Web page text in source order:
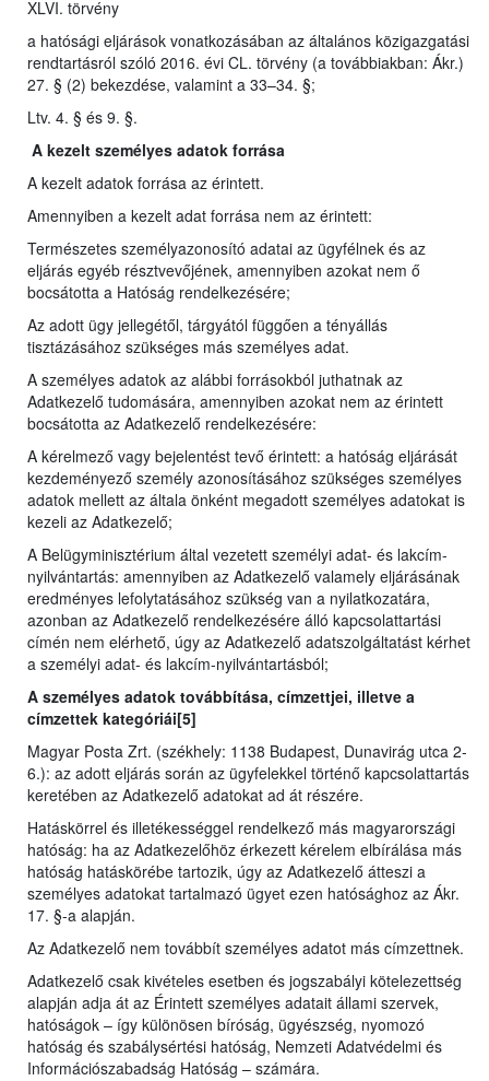
XLVI. törvény
a hatósági eljárások vonatkozásában az általános közigazgatási
rendtartásról szóló 2016. évi CL. törvény (a továbbiakban: Ákr.)
27. § (2) bekezdése, valamint a 33–34. §;
Ltv. 4. § és 9. §.
A kezelt személyes adatok forrása
A kezelt adatok forrása az érintett.
Amennyiben a kezelt adat forrása nem az érintett:
Természetes személyazonosító adatai az ügyfélnek és az
eljárás egyéb résztvevőjének, amennyiben azokat nem ő
bocsátotta a Hatóság rendelkezésére;
Az adott ügy jellegétől, tárgyától függően a tényállás
tisztázásához szükséges más személyes adat.
A személyes adatok az alábbi forrásokból juthatnak az
Adatkezelő tudomására, amennyiben azokat nem az érintett
bocsátotta az Adatkezelő rendelkezésére:
A kérelmező vagy bejelentést tevő érintett: a hatóság eljárását
kezdeményező személy azonosításához szükséges személyes
adatok mellett az általa önként megadott személyes adatokat is
kezeli az Adatkezelő;
A Belügyminisztérium által vezetett személyi adat- és lakcím-
nyilvántartás: amennyiben az Adatkezelő valamely eljárásának
eredményes lefolytatásához szükség van a nyilatkozatára,
azonban az Adatkezelő rendelkezésére álló kapcsolattartási
címén nem elérhető, úgy az Adatkezelő adatszolgáltatást kérhet
a személyi adat- és lakcím-nyilvántartásból;
A személyes adatok továbbítása, címzettjei, illetve a
címzettek kategóriái[5]
Magyar Posta Zrt. (székhely: 1138 Budapest, Dunavirág utca 2-
6.): az adott eljárás során az ügyfelekkel történő kapcsolattartás
keretében az Adatkezelő adatokat ad át részére.
Hatáskörrel és illetékességgel rendelkező más magyarországi
hatóság: ha az Adatkezelőhöz érkezett kérelem elbírálása más
hatóság hatáskörébe tartozik, úgy az Adatkezelő átteszi a
személyes adatokat tartalmazó ügyet ezen hatósághoz az Ákr.
17. §-a alapján.
Az Adatkezelő nem továbbít személyes adatot más címzettnek.
Adatkezelő csak kivételes esetben és jogszabályi kötelezettség
alapján adja át az Érintett személyes adatait állami szervek,
hatóságok – így különösen bíróság, ügyészség, nyomozó
hatóság és szabálysértési hatóság, Nemzeti Adatvédelmi és
Információszabadság Hatóság – számára.